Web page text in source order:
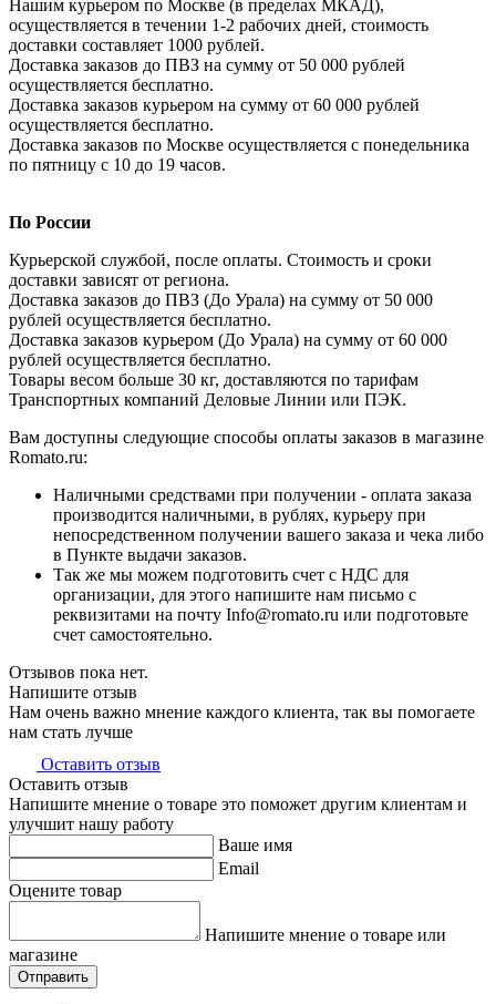
Нашим курьером по Москве (в пределах МКАД),
осуществляется в течении 1-2 рабочих дней, стоимость
доставки составляет 1000 рублей.
Доставка заказов до ПВЗ на сумму от 50 000 рублей
осуществляется бесплатно.
Доставка заказов курьером на сумму от 60 000 рублей
осуществляется бесплатно.
Доставка заказов по Москве осуществляется с понедельника
по пятницу с 10 до 19 часов.
По России
Курьерской службой, после оплаты. Стоимость и сроки
доставки зависят от региона.
Доставка заказов до ПВЗ (До Урала) на сумму от 50 000
рублей осуществляется бесплатно.
Доставка заказов курьером (До Урала) на сумму от 60 000
рублей осуществляется бесплатно.
Товары весом больше 30 кг, доставляются по тарифам
Транспортных компаний Деловые Линии или ПЭК.
Вам доступны следующие способы оплаты заказов в магазине
Romato.ru:
Наличными средствами при получении - оплата заказа
производится наличными, в рублях, курьеру при
непосредственном получении вашего заказа и чека либо
в Пункте выдачи заказов.
Так же мы можем подготовить счет с НДС для
организации, для этого напишите нам письмо с
реквизитами на почту Info@romato.ru или подготовьте
счет самостоятельно.
Отзывов пока нет.
Напишите отзыв
Нам очень важно мнение каждого клиента, так вы помогаете
нам стать лучше
Оставить отзыв
Оставить отзыв
Напишите мнение о товаре это поможет другим клиентам и
улучшит нашу работу
Ваше имя
Email
Оцените товар
Напишите мнение о товаре или
магазине
Отправить